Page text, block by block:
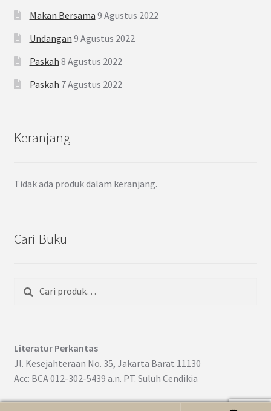
Makan Bersama 9 Agustus 2022
Undangan 9 Agustus 2022
Paskah 8 Agustus 2022
Paskah 7 Agustus 2022
Keranjang
Tidak ada produk dalam keranjang.
Cari Buku
Pencarian
Literatur Perkantas
Jl. Kesejahteraan No. 35, Jakarta Barat 11130
Acc: BCA 012-302-5439 a.n. PT. Suluh Cendikia